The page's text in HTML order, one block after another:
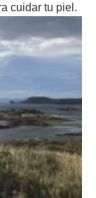
cuidar tu piel.